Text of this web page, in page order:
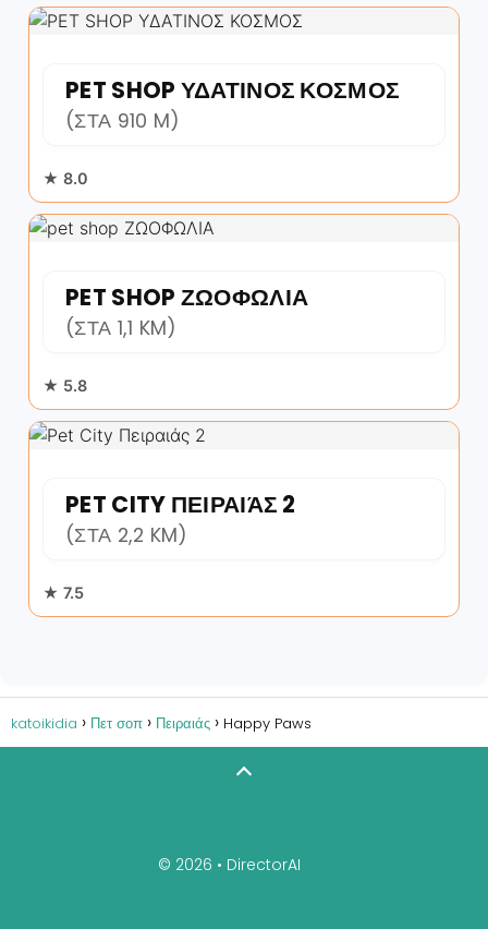
PET SHOP ΥΔΑΤΙΝΟΣ ΚΟΣΜΟΣ
(ΣΤΑ 910 M)
★ 8.0
PET SHOP ΖΩΟΦΩΛΙΑ
(ΣΤΑ 1,1 KM)
★ 5.8
PET CITY ΠΕΙΡΑΙΆΣ 2
(ΣΤΑ 2,2 KM)
★ 7.5
katoikidia Πετ σοπ Πειραιάς Happy Paws
© 2026 • DirectorAI